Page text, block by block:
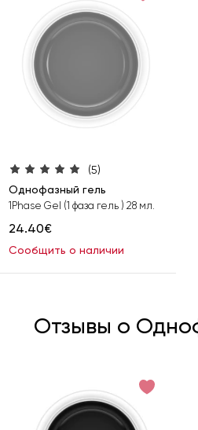
(5)
Однофазный гель
1Phase Gel (1 фаза гель ) 28 мл.
24.40€
Сообщить о наличии
Отзывы о